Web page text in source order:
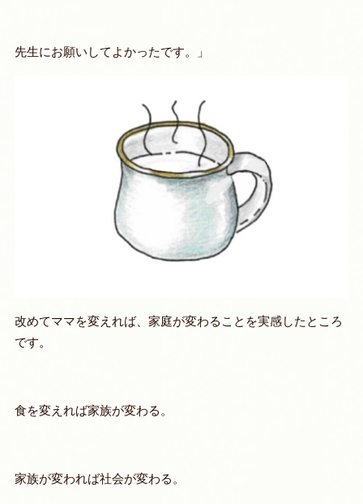
先生にお願いしてよかったです。」
改めてママを変えれば、家庭が変わることを実感したところ
です。
食を変えれば家族が変わる。
家族が変われば社会が変わる。